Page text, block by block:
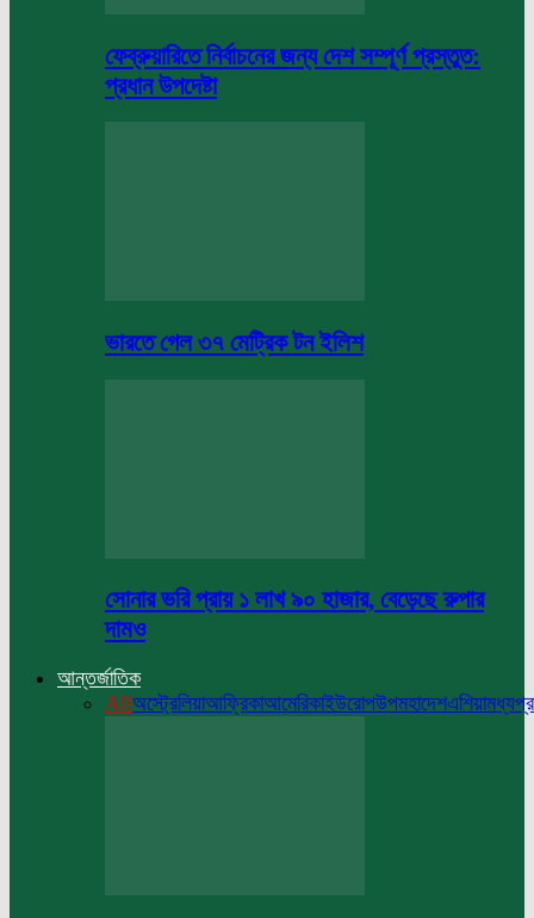
ফেব্রুয়ারিতে নির্বাচনের জন্য দেশ সম্পূর্ণ প্রস্তুত:
প্রধান উপদেষ্টা
ভারতে গেল ৩৭ মেট্রিক টন ইলিশ
সোনার ভরি প্রায় ১ লাখ ৯০ হাজার, বেড়েছে রুপার
দামও
আন্তর্জাতিক
Allঅস্ট্রেলিয়াআফ্রিকাআমেরিকাইউরোপউপমহাদেশএশিয়া